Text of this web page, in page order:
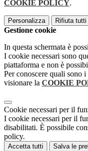
COOKIE POLICY.
Personalizza Rifiuta tutti
Gestione cookie
In questa schermata è
I cookie necessari sono
piattaforma e non è
Per conoscere quali sono
visionare la COOKIE
Cookie necessari per il
I cookie necessari per il
disabilitati. È possibile
policy.
Accetta tutti Salva le